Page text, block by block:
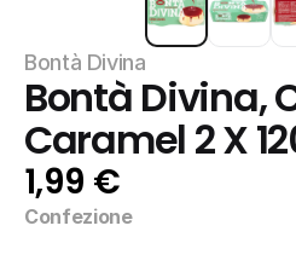
Bontà Divina
Bontà Divina,
Caramel 2 X
1,99 €
Confezione